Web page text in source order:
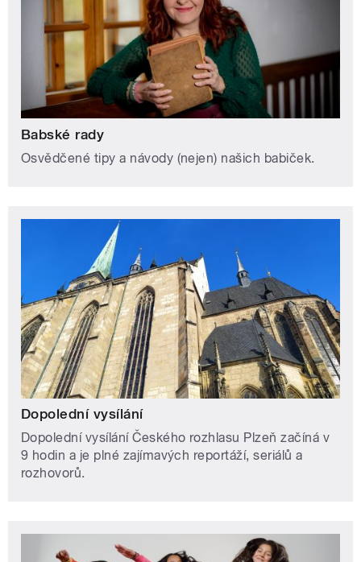
Babské rady
Osvědčené tipy a návody (nejen) našich babiček.
Dopolední vysílání
Dopolední vysílání Českého rozhlasu Plzeň začíná v
9 hodin a je plné zajímavých reportáží, seriálů a
rozhovorů.